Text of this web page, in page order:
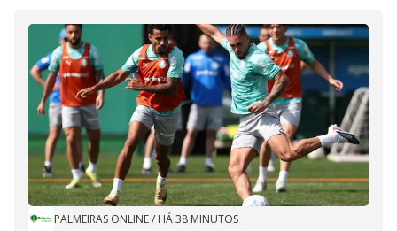
PALMEIRAS ONLINE/ HÁ 38 MINUTOS